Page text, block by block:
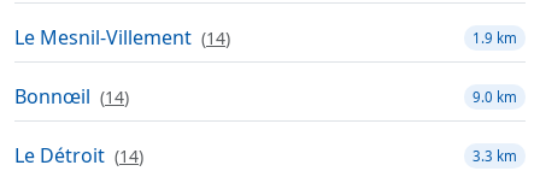
Le Mesnil-Villement (14) 1.9 km
Bonnœil (14) 9.0 km
Le Détroit (14) 3.3 km